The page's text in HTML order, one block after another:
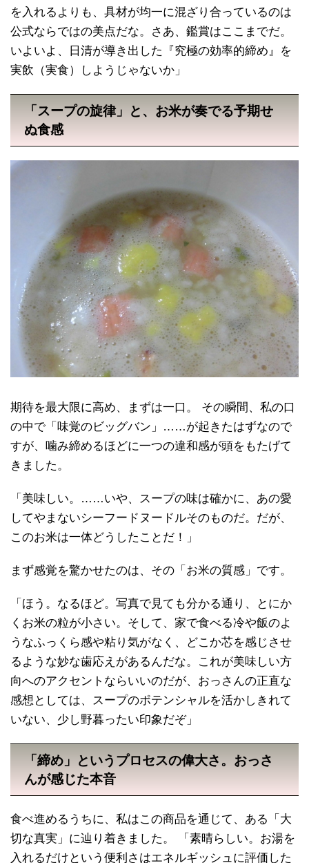
を入れるよりも、具材が均一に混ざり合っているのは
公式ならではの美点だな。さあ、鑑賞はここまでだ。
いよいよ、日清が導き出した『究極の効率的締め』を
実飲（実食）しようじゃないか」
「スープの旋律」と、お米が奏でる予期せ
ぬ食感
期待を最大限に高め、まずは一口。 その瞬間、私の口
の中で「味覚のビッグバン」……が起きたはずなので
すが、噛み締めるほどに一つの違和感が頭をもたげて
きました。
「美味しい。……いや、スープの味は確かに、あの愛
してやまないシーフードヌードルそのものだ。だが、
このお米は一体どうしたことだ！」
まず感覚を驚かせたのは、その「お米の質感」です。
「ほう。なるほど。写真で見ても分かる通り、とにか
くお米の粒が小さい。そして、家で食べる冷や飯のよ
うなふっくら感や粘り気がなく、どこか芯を感じさせ
るような妙な歯応えがあるんだな。これが美味しい方
向へのアクセントならいいのだが、おっさんの正直な
感想としては、スープのポテンシャルを活かしきれて
いない、少し野暮ったい印象だぞ」
「締め」というプロセスの偉大さ。おっさ
んが感じた本音
食べ進めるうちに、私はこの商品を通じて、ある「大
切な真実」に辿り着きました。 「素晴らしい。お湯を
入れるだけという便利さはエネルギッシュに評価した